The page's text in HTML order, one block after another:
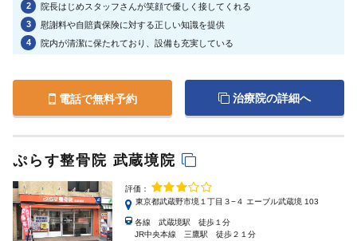
2
院長はじめスタッフさんが笑顔で優しく接してくれる
3
慰謝料や自賠責保険に対する正しい知識を提供
4
院内が清潔に保たれており、設備も充実している
電話で無料予約 治療院の詳細へ
ぷらす整骨院 武蔵境院
評価：
東京都武蔵野市境１丁目３−４ エーブル武蔵境 103
各線 武蔵境駅 徒歩１分
JR中央本線 三鷹駅 徒歩２１分